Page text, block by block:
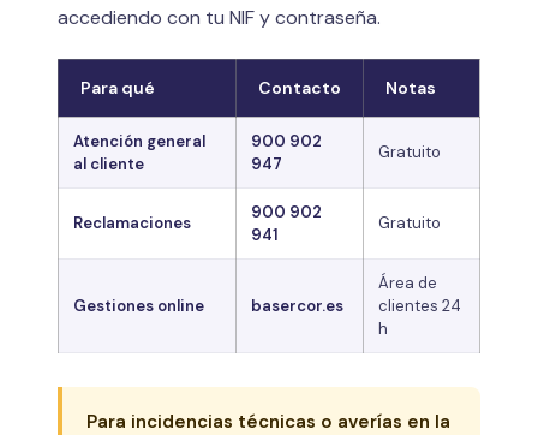
accediendo con tu NIF y contraseña.
Para qué Contacto Notas
Atención general
al cliente
900 902
947
Gratuito
Reclamaciones
900 902
941
Gratuito
Gestiones online basercor.es
Área de
clientes 24
h
Para incidencias técnicas o averías en la